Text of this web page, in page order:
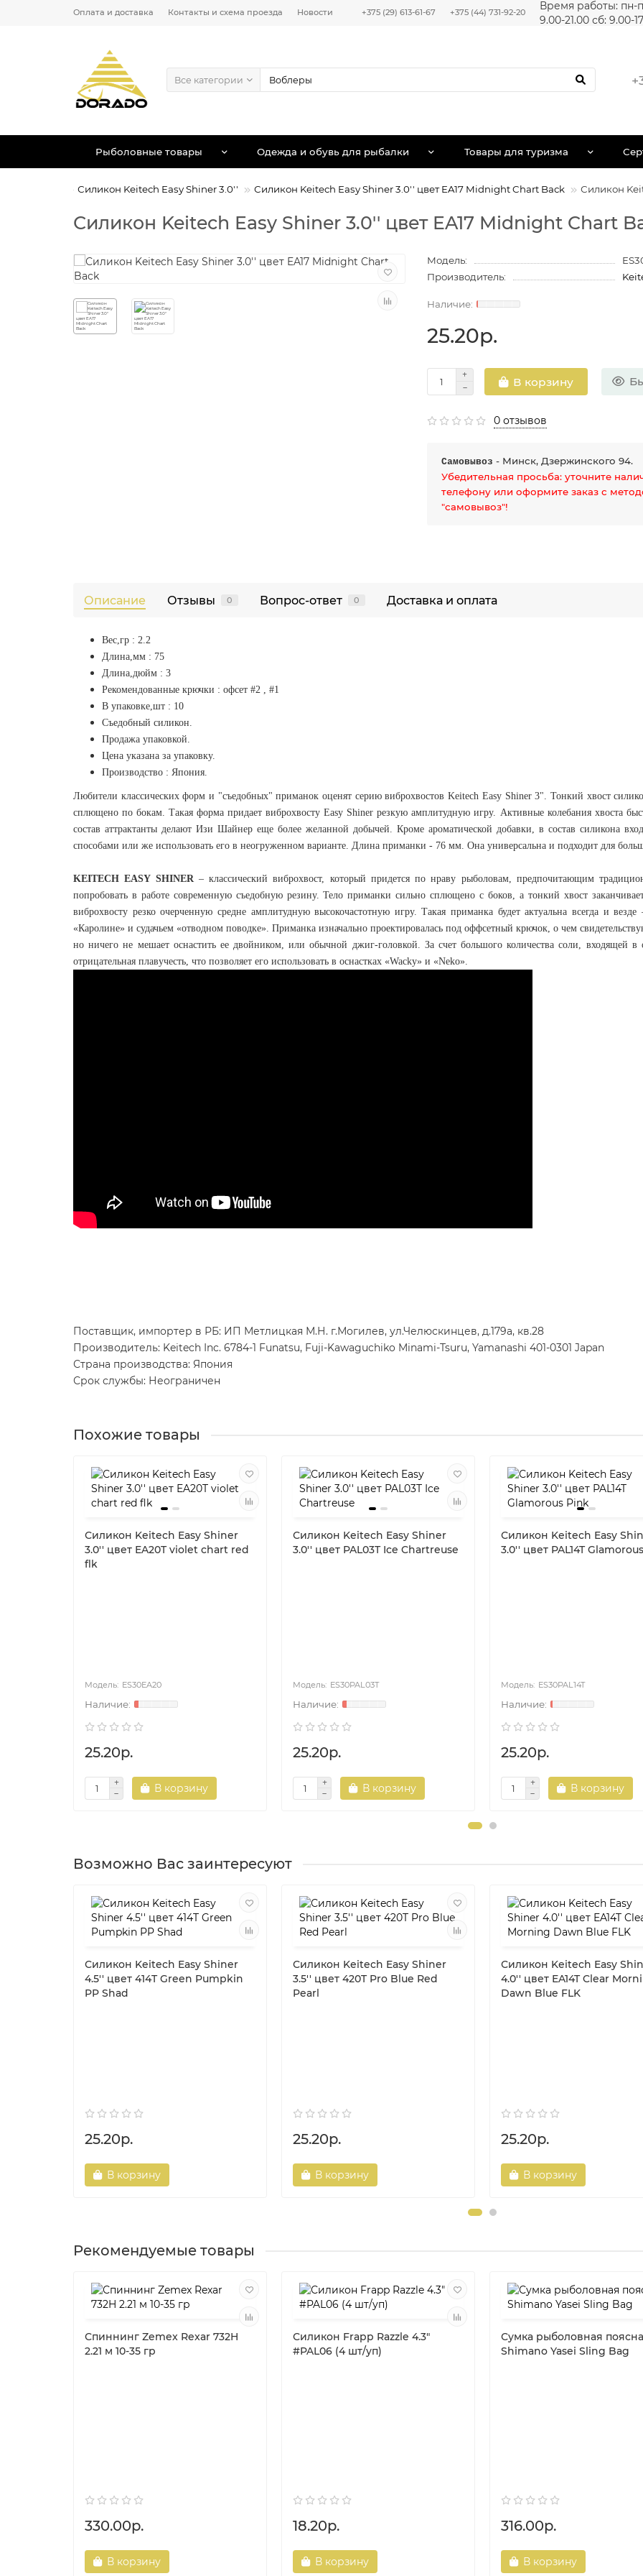
Оплата и доставка Контакты и схема проезда Новости +375 (29) 613-61-67 +375 (44) 731-92-20
Время работы: пн-
9.00-21.00 сб: 9.00-
Все категории
Рыболовные товары Одежда и обувь для рыбалки Товары для туризма
Силикон Keitech Easy Shiner 3.0'' Силикон Keitech Easy Shiner 3.0'' цвет EA17 Midnight Chart Back Силикон
Силикон Keitech Easy Shiner 3.0'' цвет EA17 Midnight Chart
Модель:
Производитель:
25.20р.
В корзину
0 отзывов
Самовывоз - Минск, Дзержинского 94.
Убедительная просьба: уточните
телефону или оформите заказ с
"самовывоз"!
Описание Отзывы 0 Вопрос-ответ 0 Доставка и оплата
Вес,гр : 2.2
Длина,мм : 75
Длина,дюйм : 3
Рекомендованные крючки : офсет #2 , #1
В упаковке,шт : 10
Съедобный силикон.
Продажа упаковкой.
Цена указана за упаковку.
Производство : Япония.
Любители классических форм и "съедобных" приманок оценят серию виброхвостов Keitech Easy Shiner 3". Тонкий хвост
сплющено по бокам. Такая форма придает виброхвосту Easy Shiner резкую амплитудную игру. Активные колебания хвоста
состав аттрактанты делают Изи Шайнер еще более желанной добычей. Кроме ароматической добавки, в состав силикона
способами или же использовать его в неогруженном варианте. Длина приманки - 76 мм. Она универсальна и подходит для
KEITECH EASY SHINER – классический виброхвост, который придется по нраву рыболовам, предпочитающим
попробовать в работе современную съедобную резину. Тело приманки сильно сплющено с боков, а тонкий хвост
виброхвосту резко очерченную средне амплитудную высокочастотную игру. Такая приманка будет актуальна всегда и
«Каролине» и судачьем «отводном поводке». Приманка изначально проектировалась под оффсетный крючок, о чем
но ничего не мешает оснастить ее двойником, или обычной джиг-головкой. За счет большого количества соли, входящей в
отрицательная плавучесть, что позволяет его использовать в оснастках «Wacky» и «Neko».
Поставщик, импортер в РБ: ИП Метлицкая М.Н. г.Могилев, ул.Челюскинцев, д.179а, кв.28
Производитель: Keitech Inc. 6784-1 Funatsu, Fuji-Kawaguchiko Minami-Tsuru, Yamanashi 401-0301 Japan
Страна производства: Япония
Срок службы: Неограничен
Похожие товары
Силикон Keitech Easy Shiner
3.0'' цвет EA20T violet chart red
flk
ES30EA20
25.20р.
В корзину
Силикон Keitech Easy Shiner
3.0'' цвет PAL03T Ice Chartreuse
ES30PAL03T
25.20р.
В корзину
Силикон Keitech Easy
3.0'' цвет PAL14T
ES30PAL14T
25.20р.
В корзину
Возможно Вас заинтересуют
Силикон Keitech Easy Shiner
4.5'' цвет 414T Green Pumpkin
PP Shad
25.20р.
В корзину
Силикон Keitech Easy Shiner
3.5'' цвет 420T Pro Blue Red
Pearl
25.20р.
В корзину
Силикон Keitech Easy
4.0'' цвет EA14T Clear
Dawn Blue FLK
25.20р.
В корзину
Рекомендуемые товары
Спиннинг Zemex Rexar 732H
2.21 м 10-35 гр
330.00р.
В корзину
Силикон Frapp Razzle 4.3"
#PAL06 (4 шт/уп)
18.20р.
В корзину
Сумка рыболовная
Shimano Yasei Sling Bag
316.00р.
В корзину